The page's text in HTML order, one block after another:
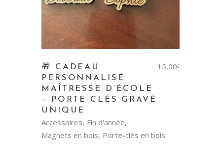
🎁 CADEAU
PERSONNALISÉ
MAÎTRESSE D’ÉCOLE
– PORTE-CLÉS GRAVÉ
UNIQUE
15,00€
Accessoires Fin d'année
Magnets en bois Porte-clés en bois